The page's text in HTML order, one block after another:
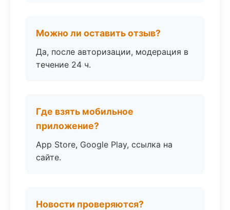
Можно ли оставить отзыв?
Да, после авторизации, модерация в
течение 24 ч.
Где взять мобильное
приложение?
App Store, Google Play, ссылка на
сайте.
Новости проверяются?